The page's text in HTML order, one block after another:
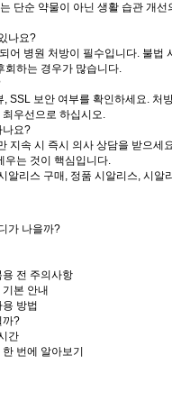
단순 약물이 아닌 생활 습관 개선
나요?
어 병원 처방이 필수입니다. 불
회하는 경우가 많습니다.
SSL 보안 여부를 확인하세요.
우선으로 하십시오.
나요?
지속 시 즉시 의사 상담을 받으
우는 것이 핵심입니다.
알리스 구매, 정품 시알리스, 시알
가 나을까?
전 주의사항
본 안내
방법
까?
간
번에 알아보기